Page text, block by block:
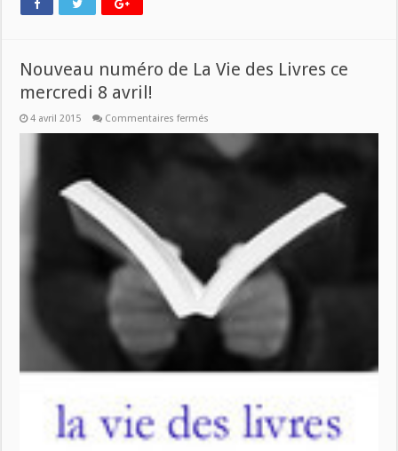
Nouveau numéro de La Vie des Livres ce
mercredi 8 avril!
4 avril 2015 Commentaires fermés
numéro
de